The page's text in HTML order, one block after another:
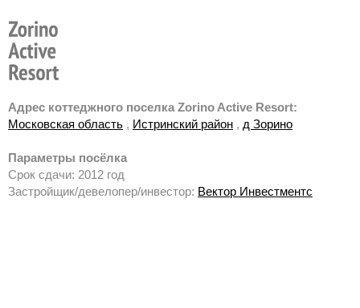
Адрес коттеджного поселка Zorino Active Resort:
Московская область , Истринский район , д Зорино
Параметры посёлка
Срок сдачи: 2012 год
Застройщик/девелопер/инвестор: Вектор Инвестментс